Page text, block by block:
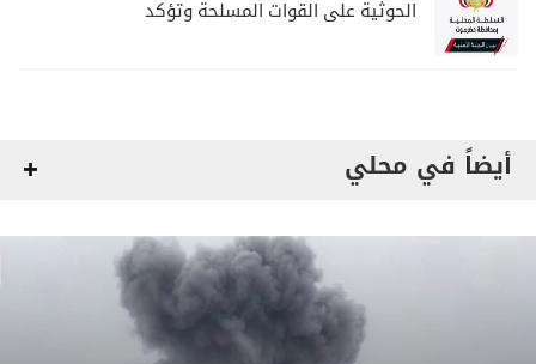
الحوثية على القوات المسلحة وتؤكد
أيضاً في محلي